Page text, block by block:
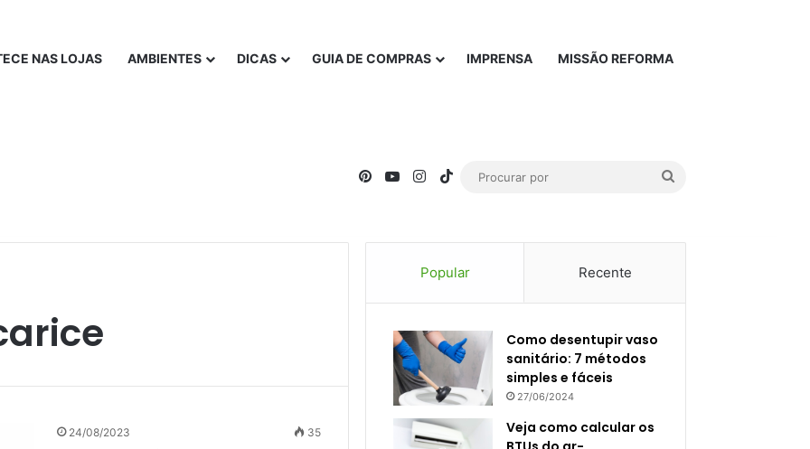
NAS LOJAS AMBIENTES DICAS GUIA DE COMPRAS IMPRENSA MISSÃO REFORMA
PinterestYouTubeInstagram
TikTok
24/08/2023 35
Popular Recente
Como desentupir vaso
sanitário: 7 métodos
simples e fáceis
27/06/2024
Veja como calcular os